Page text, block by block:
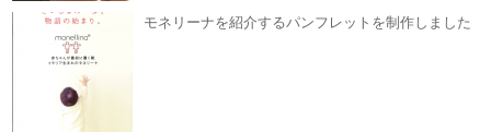
モネリーナを紹介するパンフレットを制作しました